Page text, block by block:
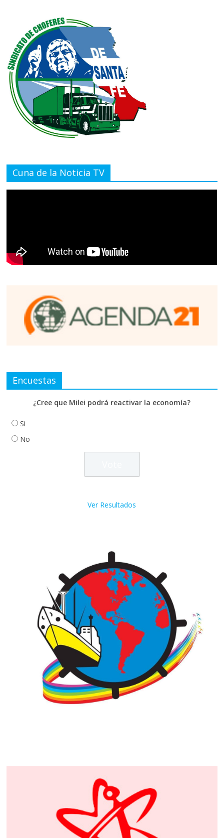
Cuna de la Noticia TV
Encuestas
¿Cree que Milei podrá reactivar la economía?
Si
No
Ver Resultados